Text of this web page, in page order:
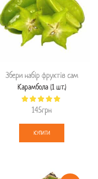
Збери набір фруктів сам
Карамбола (1 шт.)
145грн
КУПИТИ